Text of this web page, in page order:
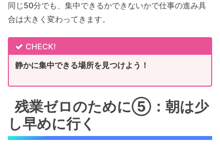
同じ50分でも、集中できるかできないかで仕事の進み具
合は大きく変わってきます。
CHECK!
静かに集中できる場所を見つけよう！
残業ゼロのために⑤：朝は少
し早めに行く